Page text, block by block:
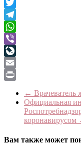
Facebook
Twitter
Telegram
WhatsApp
Viber
LiveJournal
Email
←
Официальная
коронавирусом
Вам также может